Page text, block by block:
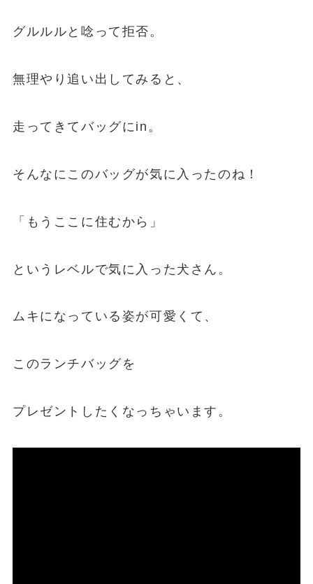
グルルルと唸って拒否。
無理やり追い出してみると、
走ってきてバッグにin。
そんなにこのバッグが気に入ったのね！
「もうここに住むから」
というレベルで気に入った犬さん。
ムキになっている姿が可愛くて、
このランチバッグを
プレゼントしたくなっちゃいます。